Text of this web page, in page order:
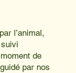
l’animal,
de
par nos